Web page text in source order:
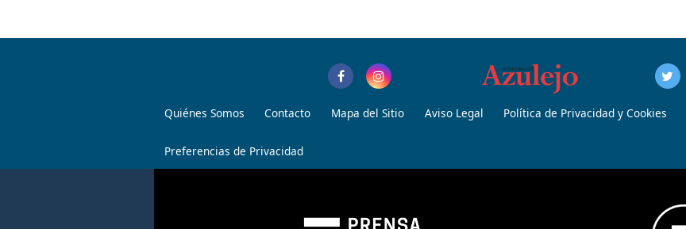
Quiénes Somos Contacto Mapa del Sitio Aviso Legal Política de Privacidad y Cookies
Preferencias de Privacidad